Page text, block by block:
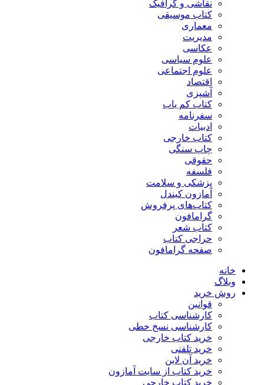
نقاشی و گرافیک
کتاب موسیقی
معماری
مدیریت
عکاسی
علوم سیاسی
علوم اجتماعی
اقتصاد
آشپزی
کتاب کم یاب
سفرنامه
ادبیات
کتاب خارجی
چاپ سنگی
حقوقی
فلسفه
پزشکی و سلامت
آمازون کیندل
کتاب‌های پرفروش
گرامافون
کتاب شعر
حراجی کتاب
صفحه گرامافون
خانه
وبلاگ
روش خرید
قوانین
کارشناسی کتاب
کارشناسی نسخ خطی
خرید کتاب خارجی
خرید تلفنی
خرید آن لاین
خرید کتاب از سایت آمازون
خرید کتاب خارجی